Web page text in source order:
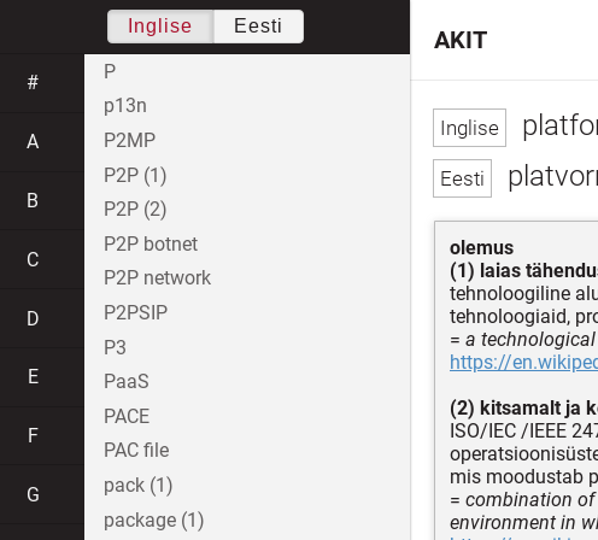
olemus
(1) laias
tehnoloogiline
tehnoloogiaid,
= a
https://
(2) kitsamalt ja
ISO/IEC /IEEE
mis moodustab
= combination of
environment in
AKIT
Inglise Eesti
#
A
B
C
D
E
F
G
P
p13n
P2MP
P2P (1)
P2P (2)
P2P botnet
P2P network
P2PSIP
P3
PaaS
PACE
PAC file
pack (1)
package (1)